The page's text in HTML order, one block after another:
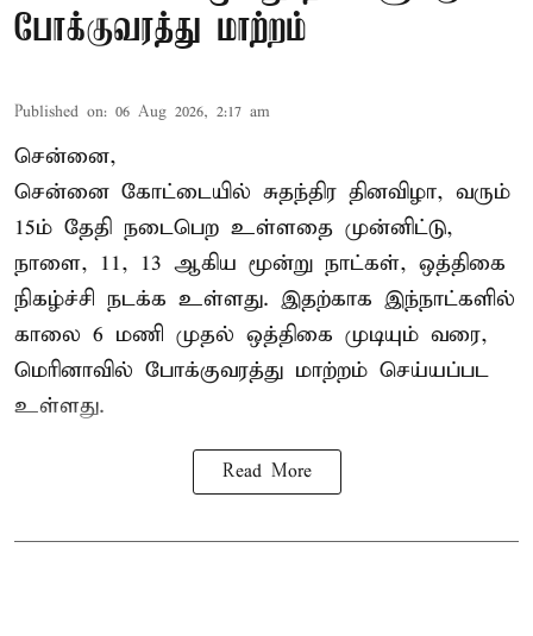
போக்குவரத்து மாற்றம்
Published on: 06 Aug 2026, 2:17 am
சென்னை,
சென்னை கோட்டையில் சுதந்திர தினவிழா, வரும்
15ம் தேதி நடைபெற உள்ளதை முன்னிட்டு,
நாளை, 11, 13 ஆகிய மூன்று நாட்கள், ஒத்திகை
நிகழ்ச்சி நடக்க உள்ளது. இதற்காக இந்நாட்களில்
காலை 6 மணி முதல் ஒத்திகை முடியும் வரை,
மெரினாவில் போக்குவரத்து மாற்றம் செய்யப்பட
உள்ளது.
Read More